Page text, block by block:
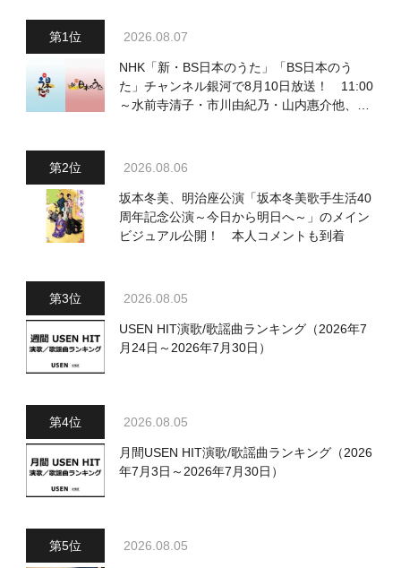
2026.08.07
NHK「新・BS日本のうた」「BS日本のう
た」チャンネル銀河で8月10日放送！ 11:00
～水前寺清子・市川由紀乃・山内惠介他、
2026.08.06
坂本冬美、明治座公演「坂本冬美歌手生活40
周年記念公演～今日から明日へ～」のメイン
ビジュアル公開！ 本人コメントも到着
2026.08.05
USEN HIT演歌/歌謡曲ランキング（2026年7
月24日～2026年7月30日）
2026.08.05
月間USEN HIT演歌/歌謡曲ランキング（2026
年7月3日～2026年7月30日）
2026.08.05